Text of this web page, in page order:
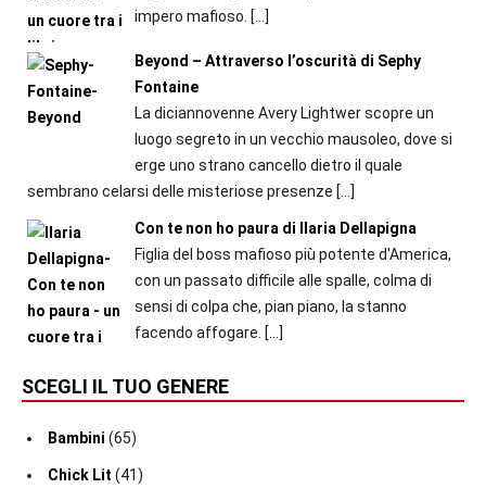
impero mafioso. […]
Beyond – Attraverso l’oscurità di Sephy
Fontaine
La diciannovenne Avery Lightwer scopre un
luogo segreto in un vecchio mausoleo, dove si
erge uno strano cancello dietro il quale
sembrano celarsi delle misteriose presenze […]
Con te non ho paura di Ilaria Dellapigna
Figlia del boss mafioso più potente d'America,
con un passato difficile alle spalle, colma di
sensi di colpa che, pian piano, la stanno
facendo affogare. […]
SCEGLI IL TUO GENERE
Bambini (65)
Chick Lit (41)